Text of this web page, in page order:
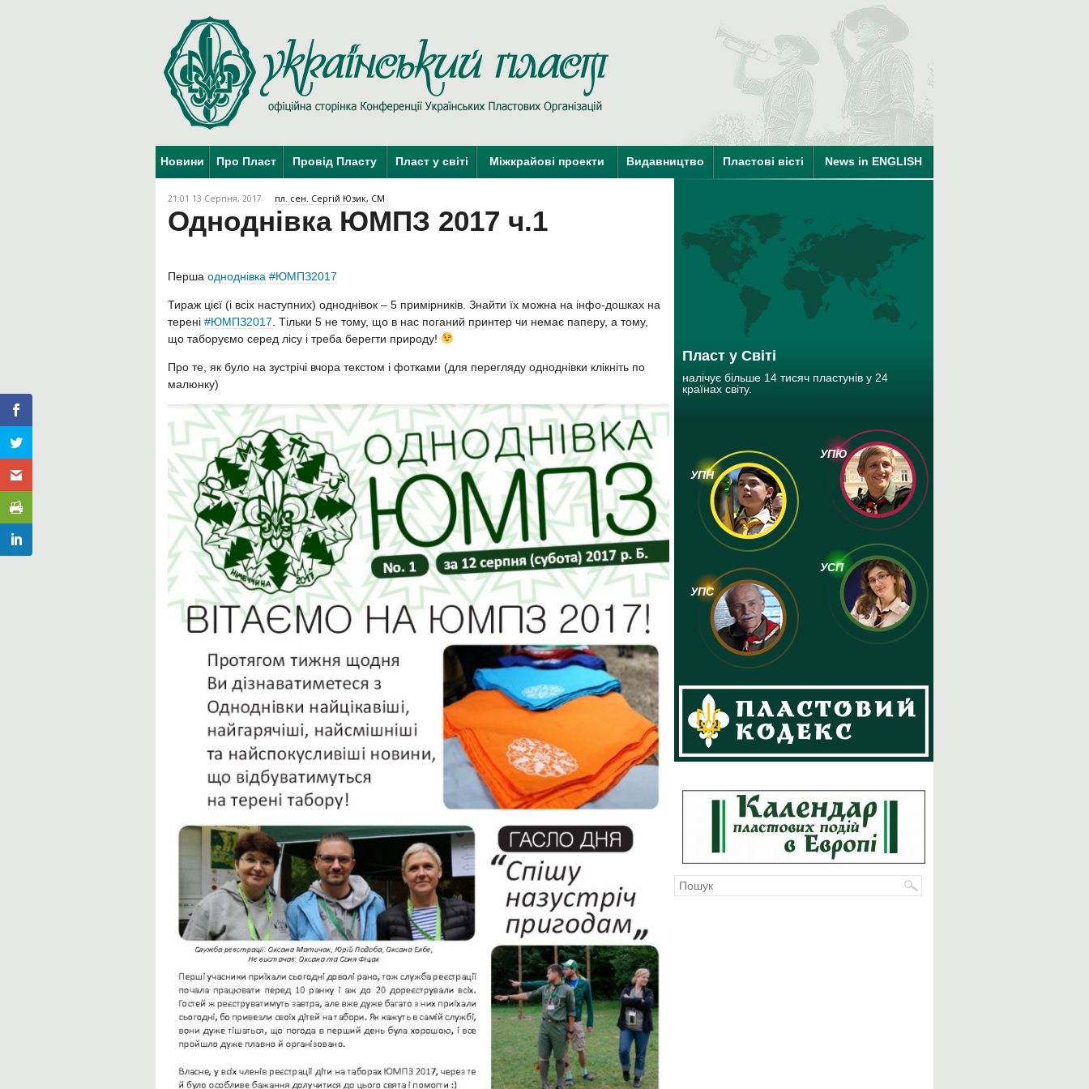
Новини Про Пласт Провід Пласту Пласт у світі Міжкрайові проекти Видавництво Пластові вісті News in ENGLISH
21:01 13 Серпня, 2017 пл. сен. Сергій Юзик, СМ
Одноднівка ЮМПЗ 2017 ч.1
Перша одноднівка #ЮМПЗ2017
Тираж цієї (і всіх наступних) одноднівок – 5 примірників. Знайти їх можна на інфо-дошках на
терені #ЮМПЗ2017 . Тільки 5 не тому, що в нас поганий принтер чи немає паперу, а тому,
що таборуємо серед лісу і треба берегти природу!
Про те, як було на зустрічі вчора текстом і фотками (для перегляду одноднівки клікніть по
малюнку)
Пласт у Світі
налічує більше 14 тисяч пластунів у 24
країнах світу.
Пласт у Світі
УПН
УПЮ
УСП
УПС